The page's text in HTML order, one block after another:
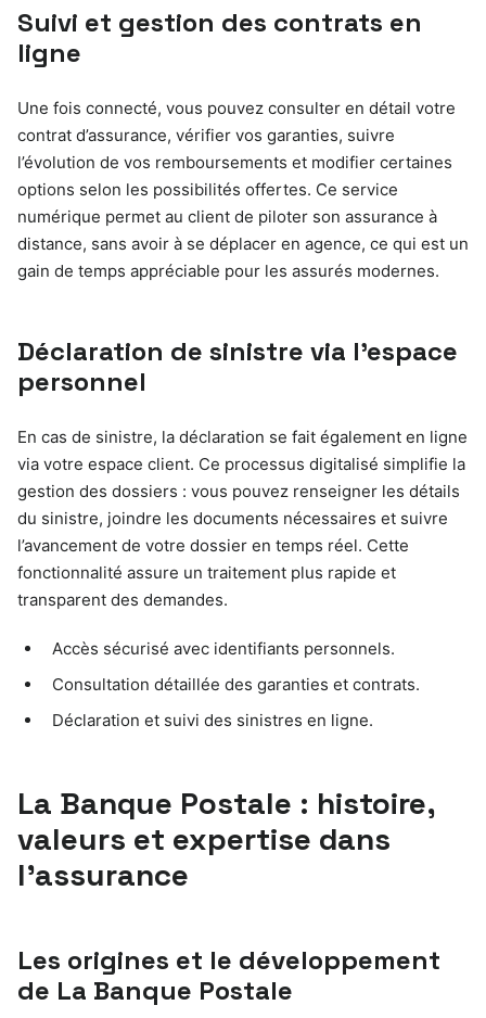
Suivi et gestion des contrats en
ligne
Une fois connecté, vous pouvez consulter en détail votre
contrat d’assurance, vérifier vos garanties, suivre
l’évolution de vos remboursements et modifier certaines
options selon les possibilités offertes. Ce service
numérique permet au client de piloter son assurance à
distance, sans avoir à se déplacer en agence, ce qui est un
gain de temps appréciable pour les assurés modernes.
Déclaration de sinistre via l’espace
personnel
En cas de sinistre, la déclaration se fait également en ligne
via votre espace client. Ce processus digitalisé simplifie la
gestion des dossiers : vous pouvez renseigner les détails
du sinistre, joindre les documents nécessaires et suivre
l’avancement de votre dossier en temps réel. Cette
fonctionnalité assure un traitement plus rapide et
transparent des demandes.
Accès sécurisé avec identifiants personnels.
Consultation détaillée des garanties et contrats.
Déclaration et suivi des sinistres en ligne.
La Banque Postale : histoire,
valeurs et expertise dans
l’assurance
Les origines et le développement
de La Banque Postale